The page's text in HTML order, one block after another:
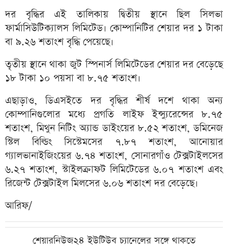
দর বৃদ্ধির এই তালিকায় দ্বিতীয় স্থানে ছিল সিলভা
ফার্মাসিউটিক্যালস লিমিটেড। কোম্পানিটির শেয়ার দর ১ টাকা
বা ৯.২৬ শতাংশ বৃদ্ধি পেয়েছে।
তৃতীয় স্থানে থাকা জুট স্পিনার্স লিমিটেডের শেয়ার দর বেড়েছে
১৮ টাকা ১০ পয়সা বা ৮.৭৫ শতাংশ।
এছাড়াও, ডিএসইতে দর বৃদ্ধির শীর্ষ দশে থাকা অন্য
কোম্পানিগুলোর মধ্যে প্রগতি লাইফ ইন্স্যুরেন্সের ৮.৭৫
শতাংশ, মিথুন নিটিং অ্যান্ড ডাইংয়ের ৮.৫২ শতাংশ, ডমিনেজ
স্টিল বিল্ডিং সিস্টেমসের ৭.৮৭ শতাংশ, আনোয়ার
গ্যালভানাইজিংয়ের ৬.৭৪ শতাংশ, সোনারগাঁও টেক্সটাইলসের
৬.২৭ শতাংশ, স্টাইলক্রাফট লিমিটেডের ৬.০৭ শতাংশ এবং
রিজেন্ট টেক্সটাইল মিলসের ৬.০৬ শতাংশ দর বেড়েছে।
আরিফ/
শেয়ারনিউজ২৪ ইউটিউব চ্যানেলের সঙ্গে থাকতে